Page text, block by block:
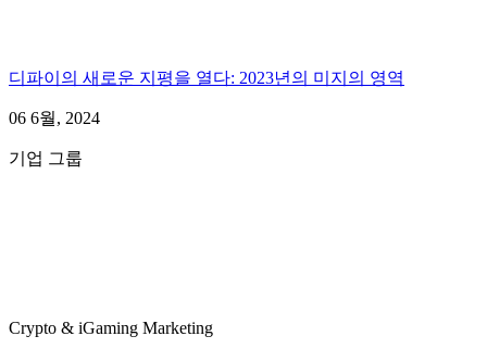
디파이의 새로운 지평을 열다: 2023년의 미지의 영역
06 6월, 2024
기업 그룹
Crypto & iGaming Marketing